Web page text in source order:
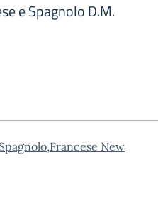
e Spagnolo D.M.
New